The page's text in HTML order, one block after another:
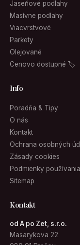
Jaseňové podlahy
Masívne podlahy
Viacvrstvové
Parkety
Olejované
Cenovo dostupné 🏷
Info
Poradňa & Tipy
O nás
Kontakt
Ochrana osobných
Zásady cookies
Podmienky používania
Sitemap
Kontakt
od A po Zet, s.r.o.
Masarykova 22